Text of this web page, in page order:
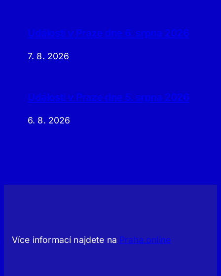
Události v Praze dne 6. srpna 2026
7. 8. 2026
Události v Praze dne 5. srpna 2026
6. 8. 2026
Více informací najdete na Praha.online